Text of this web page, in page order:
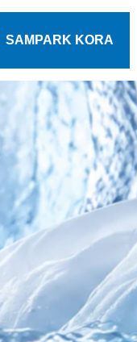
SAMPARK KORA